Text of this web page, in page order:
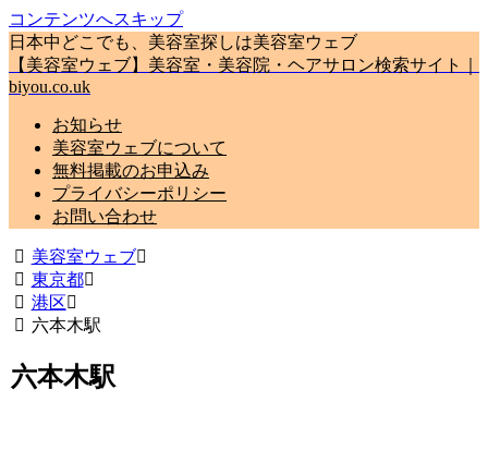
コンテンツへスキップ
日本中どこでも、美容室探しは美容室ウェブ
【美容室ウェブ】美容室・美容院・ヘアサロン検索サイト｜
biyou.co.uk
お知らせ
美容室ウェブについて
無料掲載のお申込み
プライバシーポリシー
お問い合わせ
美容室ウェブ
東京都
港区
六本木駅
六本木駅